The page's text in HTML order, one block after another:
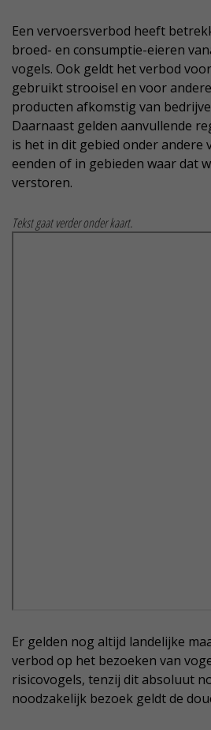
Een vervoersverbod heeft
broed- en consumptie-eieren
vogels. Ook geldt het verbod
gebruikt strooisel en voor
producten afkomstig van
Daarnaast gelden aanvullende
is het in dit gebied onder andere
eenden of in gebieden waar dat
verstoren.
Tekst gaat verder onder kaart.
Er gelden nog altijd landelijke
verbod op het bezoeken van
risicovogels, tenzij dit absoluut
noodzakelijk bezoek geldt de